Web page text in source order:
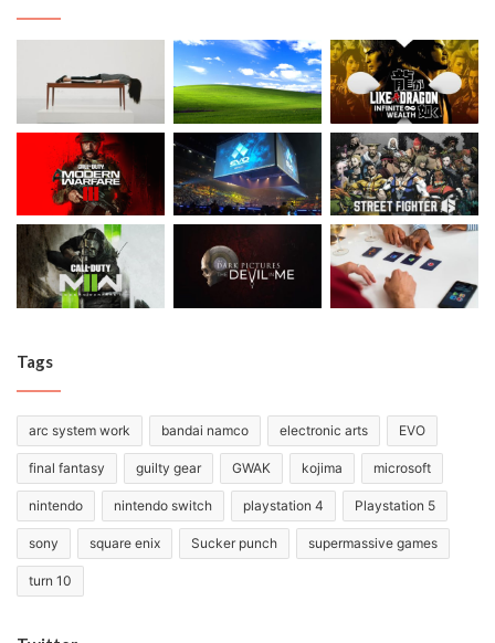
Tags
arc system work bandai namco electronic arts EVO
final fantasy guilty gear GWAK kojima microsoft
nintendo nintendo switch playstation 4 Playstation 5
sony square enix Sucker punch supermassive games
turn 10